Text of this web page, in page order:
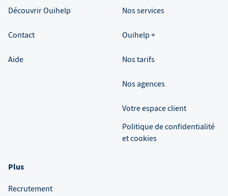
Découvrir Ouihelp
Contact
Aide
Nos services
Ouihelp +
Nos tarifs
Nos agences
Votre espace client
Politique de confidentialité
et cookies
Plus
Recrutement